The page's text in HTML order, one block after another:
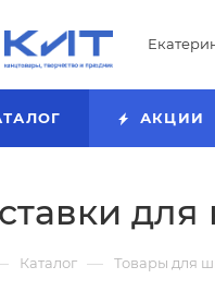
АКЦИИ
для
Каталог — Товары для